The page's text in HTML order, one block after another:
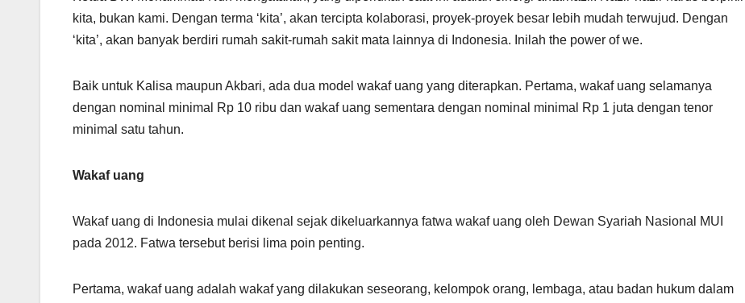
kita, bukan kami. Dengan terma ‘kita’, akan tercipta kolaborasi, proyek-proyek besar lebih mudah terwujud. Dengan
‘kita’, akan banyak berdiri rumah sakit-rumah sakit mata lainnya di Indonesia. Inilah the power of we.
Baik untuk Kalisa maupun Akbari, ada dua model wakaf uang yang diterapkan. Pertama, wakaf uang selamanya
dengan nominal minimal Rp 10 ribu dan wakaf uang sementara dengan nominal minimal Rp 1 juta dengan tenor
minimal satu tahun.
Wakaf uang
Wakaf uang di Indonesia mulai dikenal sejak dikeluarkannya fatwa wakaf uang oleh Dewan Syariah Nasional MUI
pada 2012. Fatwa tersebut berisi lima poin penting.
Pertama, wakaf uang adalah wakaf yang dilakukan seseorang, kelompok orang, lembaga, atau badan hukum dalam